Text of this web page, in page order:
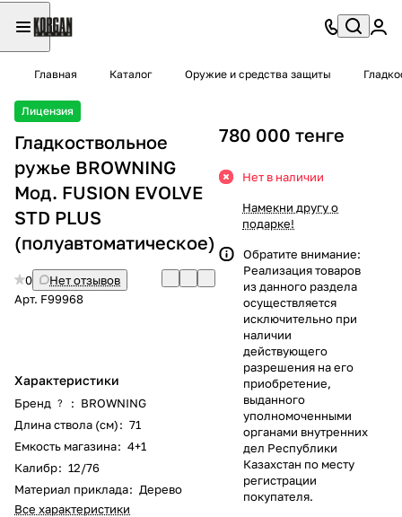
Главная Каталог Оружие и средства защиты
Лицензия
Гладкоствольное
ружье BROWNING
Мод. FUSION EVOLVE
STD PLUS
(полуавтоматическое)
0
Нет отзывов
Арт. F99968
Характеристики
Бренд ? : BROWNING
Длина ствола (см): 71
Емкость магазина: 4+1
Калибр: 12/76
Материал приклада: Дерево
Все характеристики
780 000 тенге
Нет в наличии
Намекни другу о
подарке!
Обратите внимание:
Реализация товаров
из данного раздела
осуществляется
исключительно при
наличии
действующего
разрешения на его
приобретение,
выданного
уполномоченными
органами внутренних
дел Республики
Казахстан по месту
регистрации
покупателя.